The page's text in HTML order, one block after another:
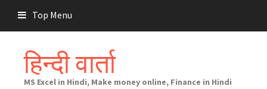
content
Top Menu
हिन्दी वार्ता
MS Excel in Hindi, Make money online, Finance in Hindi